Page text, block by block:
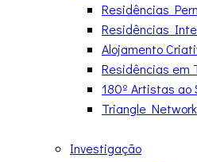
Residências
Residências
Alojamento
Residências em
180º Artistas ao
Triangle Network
Investigação